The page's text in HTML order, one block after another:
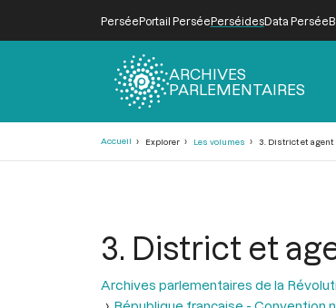
PerséePortail PerséePerséidesData Persée
ARCHIVES
PARLEMENTAIRES
Accueil Explorer Les volumes 3. District et agent
3. District et
Archives parlementaires de la